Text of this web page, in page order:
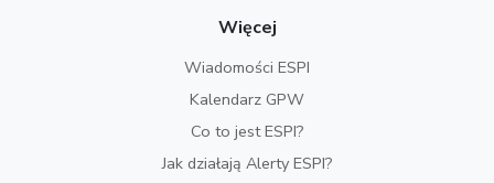
Więcej
Wiadomości ESPI
Kalendarz GPW
Co to jest ESPI?
Jak działają Alerty ESPI?